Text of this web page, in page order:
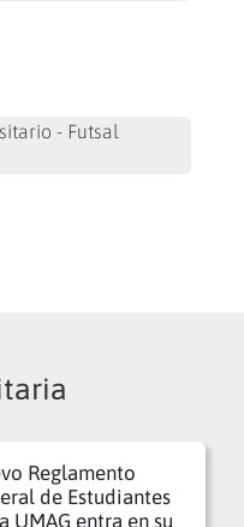
- Futsal
Reglamento
de Estudiantes
UMAG entra en su